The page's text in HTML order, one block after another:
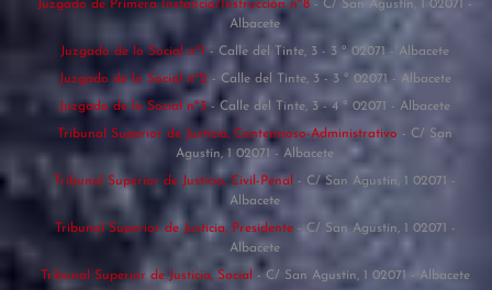
Juzgado de Primera Instancia/Instrucción nº8 - C/ San Agustín, 1 02071 -
Albacete
Juzgado de lo Social nº1- Calle del Tinte, 3 - 3 º 02071 - Albacete
Juzgado de lo Social nº2 - Calle del Tinte, 3 - 3 º 02071 - Albacete
Juzgado de lo Social nº3- Calle del Tinte, 3 - 4 º 02071 - Albacete
Tribunal Superior de Justicia, Contencioso-Administrativo - C/ San
Agustín, 1 02071 - Albacete
Tribunal Superior de Justicia, Civil-Penal - C/ San Agustín, 1 02071 -
Albacete
Tribunal Superior de Justicia, Presidente - C/ San Agustín, 1 02071 -
Albacete
Tribunal Superior de Justicia, Social - C/ San Agustín, 1 02071 - Albacete